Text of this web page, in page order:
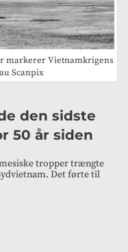
markerer Vietnamkrigens
Scanpix
den sidste
50 år siden
tropper trængte
Det førte til